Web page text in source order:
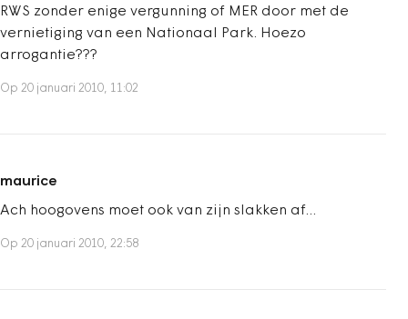
RWS zonder enige vergunning of MER door met de
vernietiging van een Nationaal Park. Hoezo
arrogantie???
Op 20 januari 2010, 11:02
maurice
Ach hoogovens moet ook van zijn slakken af...
Op 20 januari 2010, 22:58